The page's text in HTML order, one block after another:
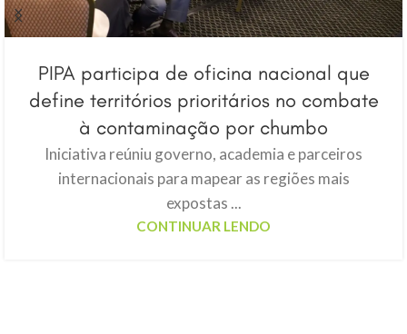
PIPA participa de oficina nacional que
define territórios prioritários no combate
à contaminação por chumbo
Iniciativa reúniu governo, academia e parceiros
internacionais para mapear as regiões mais
expostas ...
CONTINUAR LENDO